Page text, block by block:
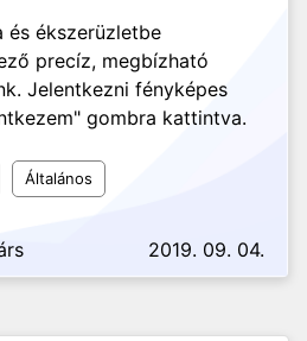
és ékszerüzletbe
precíz, megbízható
Jelentkezni fényképes
gombra kattintva.
Általános
2019. 09. 04.